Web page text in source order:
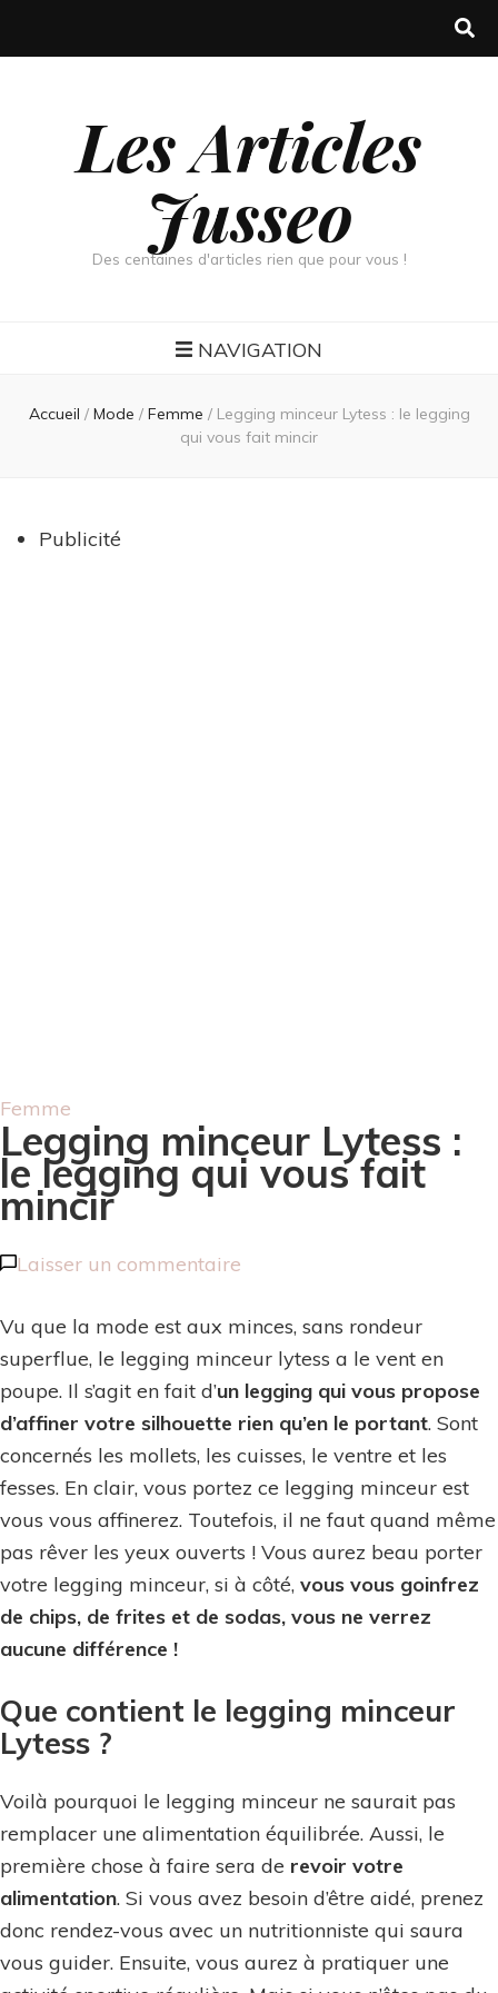
Les Articles
Jusseo
Des centaines d'articles rien que pour vous !
NAVIGATION
Accueil / Mode / Femme / Legging minceur Lytess : le legging
qui vous fait mincir
Publicité
Femme
Legging minceur Lytess :
le legging qui vous fait
mincir
Laisser un commentaire
minceur
Lytess
le
legging
qui
vous
fait
mincir
Vu que la mode est aux minces, sans rondeur
superflue, le legging minceur lytess a le vent en
poupe. Il s’agit en fait d’un legging qui vous propose
d’affiner votre silhouette rien qu’en le portant. Sont
concernés les mollets, les cuisses, le ventre et les
fesses. En clair, vous portez ce legging minceur est
vous vous affinerez. Toutefois, il ne faut quand même
pas rêver les yeux ouverts ! Vous aurez beau porter
votre legging minceur, si à côté, vous vous goinfrez
de chips, de frites et de sodas, vous ne verrez
aucune différence !
Que contient le legging minceur
Lytess ?
Voilà pourquoi le legging minceur ne saurait pas
remplacer une alimentation équilibrée. Aussi, le
première chose à faire sera de revoir votre
alimentation. Si vous avez besoin d’être aidé, prenez
donc rendez-vous avec un nutritionniste qui saura
vous guider. Ensuite, vous aurez à pratiquer une